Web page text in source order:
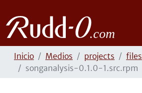
Inicio Medios projects files
songanalysis-0.1.0-1.src.rpm